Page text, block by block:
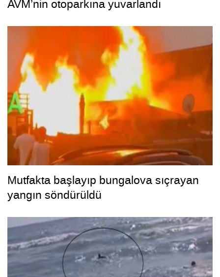
AVM’nin otoparkına yuvarlandı
Mutfakta başlayıp bungalova sıçrayan
yangın söndürüldü